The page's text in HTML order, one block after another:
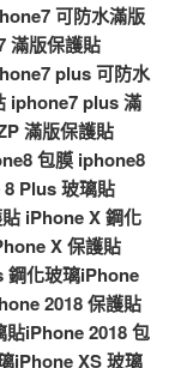
可防水滿版
滿版保護貼
plus 可防水
iphone7 plus 滿
滿版保護貼
包膜 iphone8
Plus 玻璃貼
iPhone X 鋼化
X 保護貼
鋼化玻璃iPhone
2018 保護貼
貼iPhone 2018 包
iPhone XS 玻璃